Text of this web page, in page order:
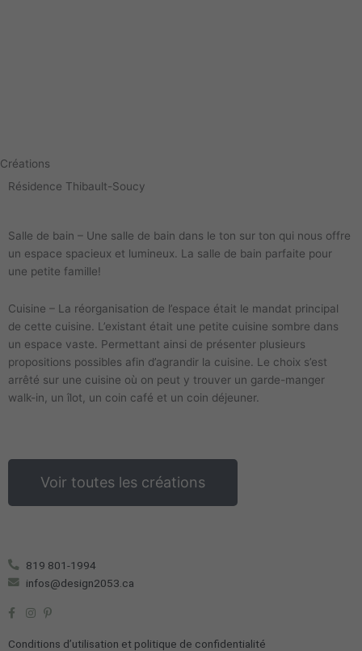
Créations
Résidence Thibault-Soucy
Salle de bain – Une salle de bain dans le ton sur ton qui nous offre
un espace spacieux et lumineux. La salle de bain parfaite pour
une petite famille!
Cuisine – La réorganisation de l’espace était le mandat principal
de cette cuisine. L’existant était une petite cuisine sombre dans
un espace vaste. Permettant ainsi de présenter plusieurs
propositions possibles afin d’agrandir la cuisine. Le choix s’est
arrêté sur une cuisine où on peut y trouver un garde-manger
walk-in, un îlot, un coin café et un coin déjeuner.
Voir toutes les créations
819 801-1994
infos@design2053.ca
Conditions d’utilisation et politique de confidentialité